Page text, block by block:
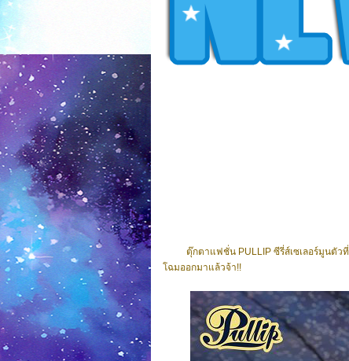
ตุ๊กตาแฟชั่น PULLIP ซีรี่ส์เซเลอร์มูนตัวที่
โฉมออกมาแล้วจ้า!!